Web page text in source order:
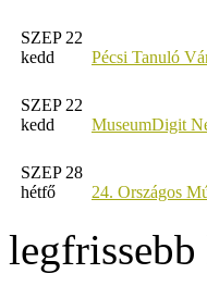
SZEP 22
kedd
Pécsi Tanuló
SZEP 22
kedd
MuseumDigit
SZEP 28
hétfő
24. Országos